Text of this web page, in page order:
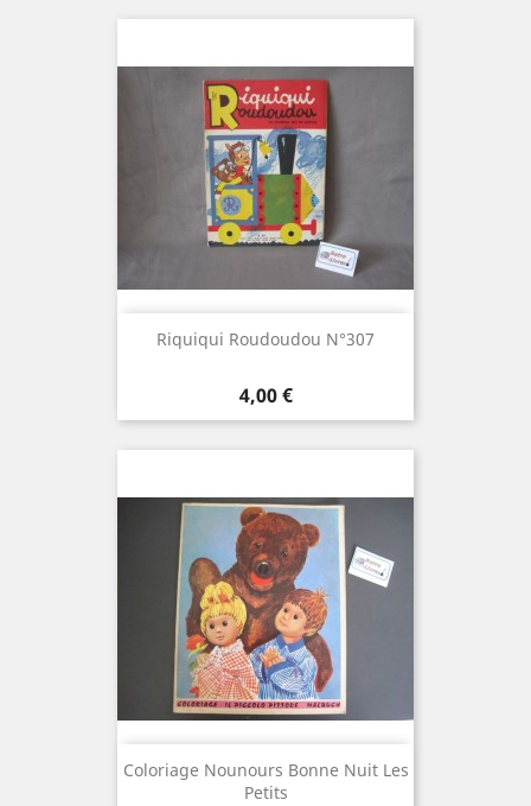
Riquiqui Roudoudou N°307
Prix
4,00 €
Coloriage Nounours Bonne Nuit Les
Petits